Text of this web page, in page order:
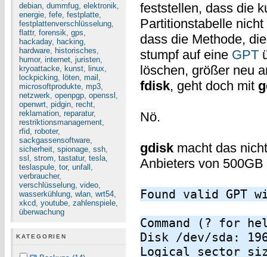
debian, dummfug, elektronik,
energie, fefe, festplatte,
festplattenverschlüsselung,
flattr, forensik, gps,
hackaday, hacking,
hardware, historisches,
humor, internet, juristen,
kryoattacke, kunst, linux,
lockpicking, löten, mail ,
microsoftprodukte, mp3,
netzwerk, openpgp, openssl ,
openwrt, pidgin, recht,
reklamation, reparatur,
restriktionsmanagement,
rfid, roboter,
sackgassensoftware,
sicherheit, spionage, ssh,
ssl , strom, tastatur, tesla,
teslaspule, tor, unfall ,
verbraucher,
verschlüsselung, video,
wasserkühlung, wlan, wrt54,
xkcd, youtube, zahlenspiele,
überwachung
KATEGORIEN
feststellen, dass die
Partitionstabelle
dass die Methode,
stumpf auf eine GPT
löschen, größer neu
fdisk, geht doch mit
Nö.
gdiskmacht das
Anbieters von
Found valid GPT
Command (? for
Disk /dev/sda:
Logical sector